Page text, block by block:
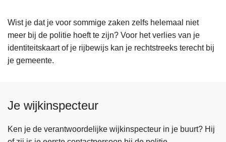
Wist je dat je voor sommige zaken zelfs helemaal niet
meer bij de politie hoeft te zijn? Voor het verlies van je
identiteitskaart of je rijbewijs kan je rechtstreeks terecht bij
je gemeente.
Je wijkinspecteur
Ken je de verantwoordelijke wijkinspecteur in je buurt? Hij